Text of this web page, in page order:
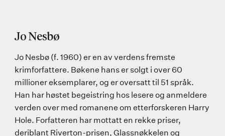
Jo Nesbø
Jo Nesbø (f. 1960) er en av verdens fremste
krimforfattere. Bøkene hans er solgt i over 60
millioner eksemplarer, og er oversatt til 51 språk.
Han har høstet begeistring hos lesere og anmeldere
verden over med romanene om etterforskeren Harry
Hole. Forfatteren har mottatt en rekke priser,
deriblant Riverton-prisen, Glassnøkkelen og